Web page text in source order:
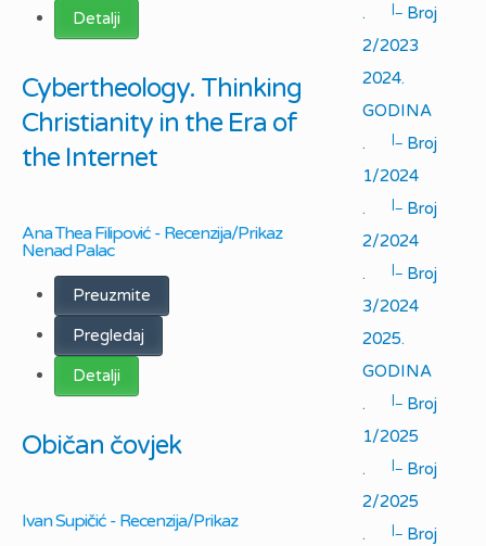
Detalji
Cybertheology. Thinking
Christianity in the Era of
the Internet
Ana Thea Filipović - Recenzija/Prikaz
Nenad Palac
Preuzmite
Pregledaj
Detalji
Običan čovjek
Ivan Supičić - Recenzija/Prikaz
.
|_ Broj
2/2023
2024.
GODINA
.
|_ Broj
1/2024
.
|_ Broj
2/2024
.
|_ Broj
3/2024
2025.
GODINA
.
|_ Broj
1/2025
.
|_ Broj
2/2025
.
|_ Broj